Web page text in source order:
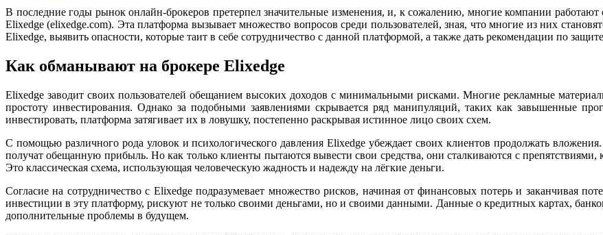
В последние годы рынок онлайн-брокеров претерпел значительные изменения, и, к сожалению, многие компании
Elixedge (elixedge.com). Эта платформа вызывает множество вопросов среди пользователей, зная, что многие из них
Elixedge, выявить опасности, которые таит в себе сотрудничество с данной платформой, а также дать рекомендации по
Как обманывают на брокере Elixedge
Elixedge заводит своих пользователей обещанием высоких доходов с минимальными рисками. Многие рекламные
простоту инвестирования. Однако за подобными заявлениями скрывается ряд манипуляций, таких как завышенные
инвестировать, платформа затягивает их в ловушку, постепенно раскрывая истинное лицо своих схем.
С помощью различного рода уловок и психологического давления Elixedge убеждает своих клиентов продолжать
получат обещанную прибыль. Но как только клиенты пытаются вывести свои средства, они сталкиваются с
Это классическая схема, использующая человеческую жадность и надежду на лёгкие деньги.
Согласие на сотрудничество с Elixedge подразумевает множество рисков, начиная от финансовых потерь и заканчивая
инвестиции в эту платформу, рискуют не только своими деньгами, но и своими данными. Данные о кредитных картах,
дополнительные проблемы в будущем.